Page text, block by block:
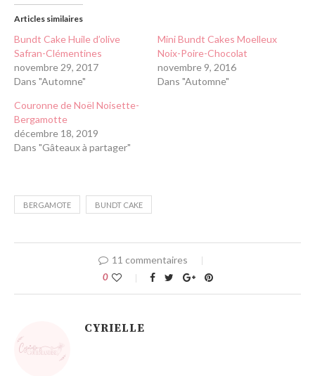
Articles similaires
Bundt Cake Huile d’olive
Safran-Clémentines
novembre 29, 2017
Dans "Automne"
Mini Bundt Cakes Moelleux
Noix-Poire-Chocolat
novembre 9, 2016
Dans "Automne"
Couronne de Noël Noisette-
Bergamotte
décembre 18, 2019
Dans "Gâteaux à partager"
BERGAMOTE BUNDT CAKE
11 commentaires
0
CYRIELLE